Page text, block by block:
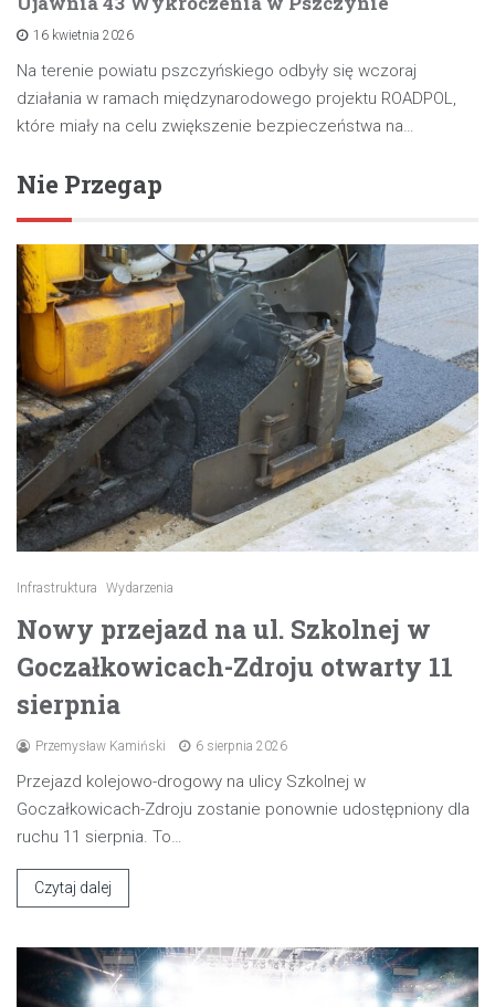
16 kwietnia 2026
Na terenie powiatu pszczyńskiego odbyły się wczoraj
działania w ramach międzynarodowego projektu ROADPOL,
które miały na celu zwiększenie bezpieczeństwa na…
Nie Przegap
Infrastruktura Wydarzenia
Nowy przejazd na ul. Szkolnej w
Goczałkowicach-Zdroju otwarty 11
sierpnia
Przemysław Kamiński 6 sierpnia 2026
Przejazd kolejowo-drogowy na ulicy Szkolnej w
Goczałkowicach-Zdroju zostanie ponownie udostępniony dla
ruchu 11 sierpnia. To…
Czytaj dalej